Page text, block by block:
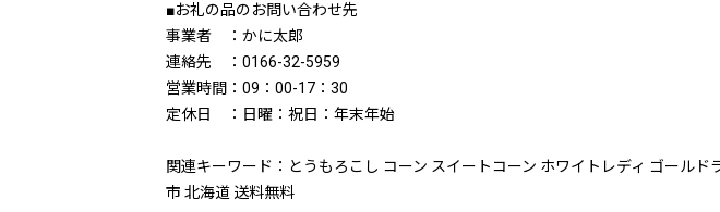
■お礼の品のお問い合わせ先
事業者 ：かに太郎
連絡先 ：0166-32-5959
営業時間：09：00-17：30
定休日 ：日曜：祝日：年末年始
関連キーワード：とうもろこし コーン スイートコーン ホワイトレディ ゴール
市 北海道 送料無料